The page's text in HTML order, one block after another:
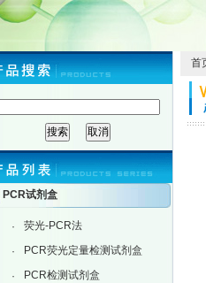
PCR试剂盒
· 荧光-PCR法
· PCR荧光定量检测试剂盒
·
PCR检测试剂盒
首